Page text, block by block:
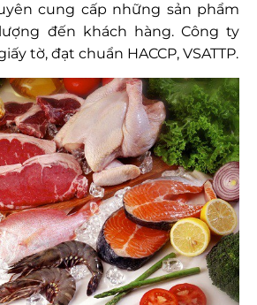
cung cấp những sản phẩm
đến khách hàng. Công ty
tờ, đạt chuẩn HACCP, VSATTP.